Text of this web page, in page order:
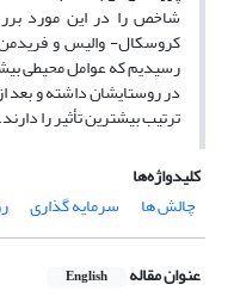
شاخص را در این مورد
کروسکال- والیس و فریدمن
رسیدیم که عوامل محیطی
در روستایشان داشته و بعد
ترتیب بیشترین تأثیر را دارند.
کلیدواژه‌ها
چالش ها
سرمایه گذاری
عنوان مقاله English